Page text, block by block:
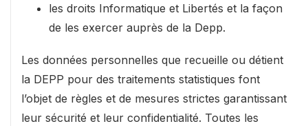
les droits Informatique et Libertés et la façon
de les exercer auprès de la Depp.
Les données personnelles que recueille ou détient
la DEPP pour des traitements statistiques font
l’objet de règles et de mesures strictes garantissant
leur sécurité et leur confidentialité. Toutes les